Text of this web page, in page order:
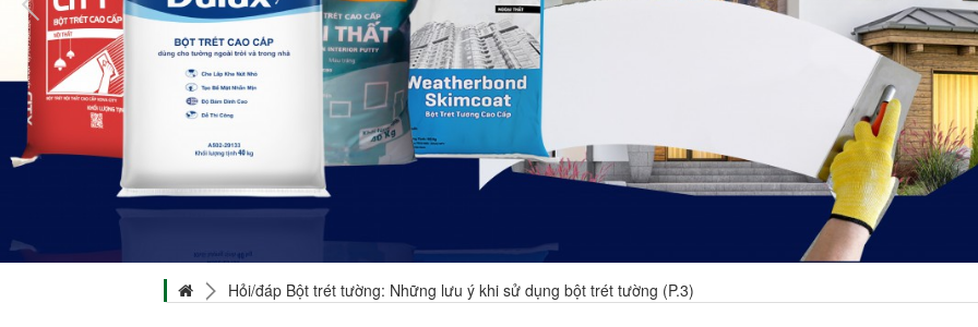
Hỏi/đáp Bột trét tường: Những lưu ý khi sử dụng bột trét tường (P.3)